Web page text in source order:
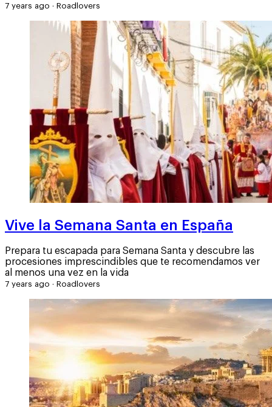
7 years ago · Roadlovers
Vive la Semana Santa en España
Prepara tu escapada para Semana Santa y descubre las
procesiones imprescindibles que te recomendamos ver
al menos una vez en la vida
7 years ago · Roadlovers